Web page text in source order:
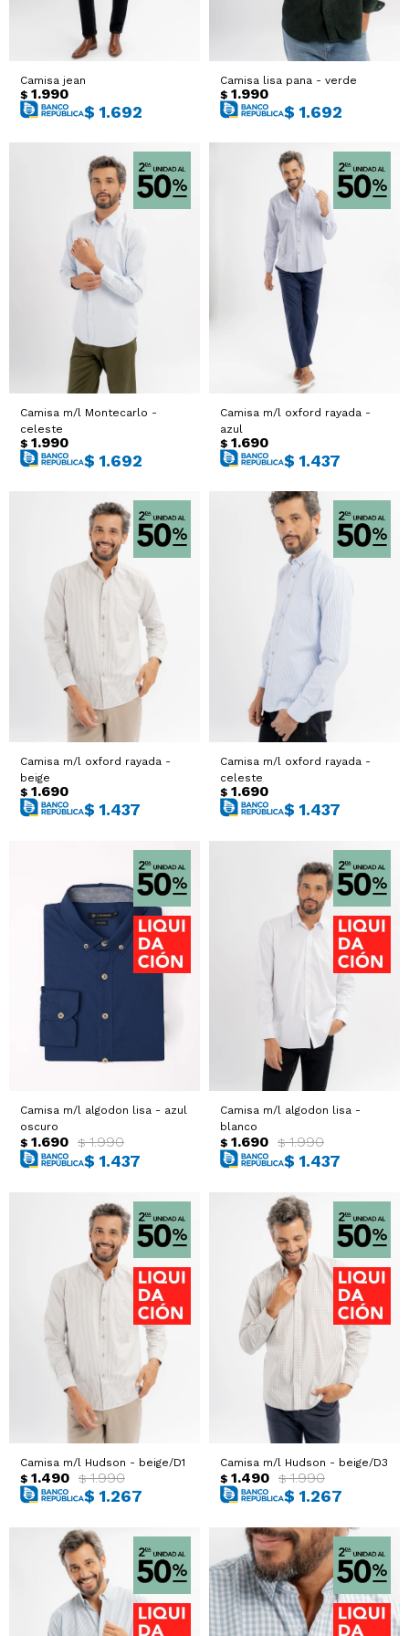
Camisa jean
$ 1.990
$ 1.692
Camisa lisa pana - verde
$ 1.990
$ 1.692
Camisa m/l Montecarlo -
celeste
$ 1.990
$ 1.692
Camisa m/l oxford rayada -
azul
$ 1.690
$ 1.437
Camisa m/l oxford rayada -
beige
$ 1.690
$ 1.437
Camisa m/l oxford rayada -
celeste
$ 1.690
$ 1.437
Camisa m/l algodon lisa - azul
oscuro
$ 1.690 $ 1.990
$ 1.437
Camisa m/l algodon lisa -
blanco
$ 1.690 $ 1.990
$ 1.437
Camisa m/l Hudson - beige/D1
$ 1.490 $ 1.990
$ 1.267
Camisa m/l Hudson - beige/D3
$ 1.490 $ 1.990
$ 1.267